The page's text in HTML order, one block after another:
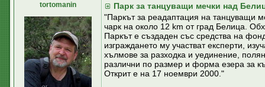
tortomanin
Парк за танцуващи мечки над
"Паркът за реадаптация на танцуващи
чарк на около 12 km от град Белица.
Паркът е създаден със средства на
изграждането му участват експерти,
хълмове за разходка и уединение,
различни по размер и форма езера за
Открит е на 17 ноември 2000."